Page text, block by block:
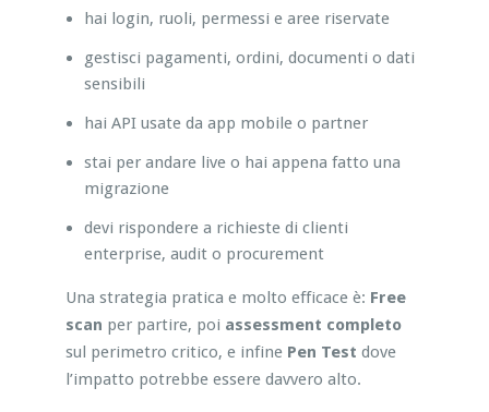
hai login, ruoli, permessi e aree riservate
gestisci pagamenti, ordini, documenti o dati
sensibili
hai API usate da app mobile o partner
stai per andare live o hai appena fatto una
migrazione
devi rispondere a richieste di clienti
enterprise, audit o procurement
Una strategia pratica e molto efficace è: Free
scan per partire, poi assessment completo
sul perimetro critico, e infine Pen Test dove
l’impatto potrebbe essere davvero alto.